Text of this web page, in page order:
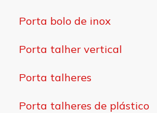
Porta bolo de inox
Porta talher vertical
Porta talheres
Porta talheres de plástico